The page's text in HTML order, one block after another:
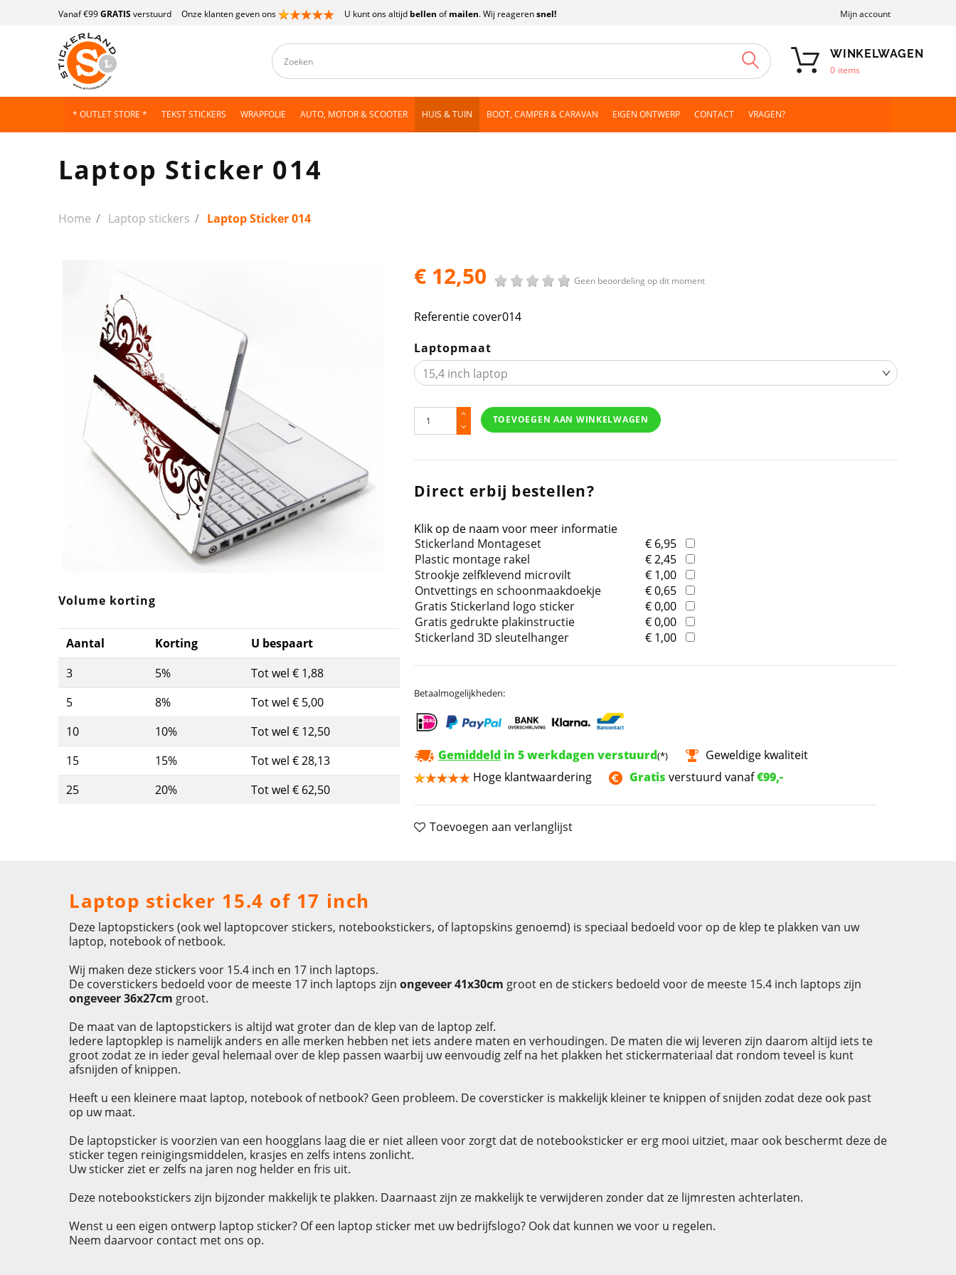
Vanaf €99GRATIS verstuurd Onze klanten geven ons U kunt ons altijd bellen ofmailen. Wij reagerensnel! Mijn account
ZOEKEN WINKELWAGEN
0 items
* OUTLET STORE * TEKST STICKERS WRAPFOLIE AUTO, MOTOR & SCOOTER HUIS & TUIN BOOT, CAMPER & CARAVAN EIGEN ONTWERP CONTACT VRAGEN?
Laptop Sticker 014
Home Laptop stickers Laptop Sticker 014
Volume korting
Aantal Korting
U bespaart
3
5%
Tot wel € 1,88
5
8%
Tot wel € 5,00
10
10%
Tot wel € 12,50
15
15%
Tot wel € 28,13
25
20% Tot wel € 62,50
€ 12,50 Geen beoordeling op dit moment
Referentie cover014
Laptopmaat
TOEVOEGEN AAN WINKELWAGEN
Direct erbij bestellen?
Klik op de naam voor meer informatie
Stickerland Montageset
€ 6,95
Plastic montage rakel
€ 2,45
Strookje zelfklevend microvilt
€ 1,00
Ontvettings en schoonmaakdoekje
€ 0,65
Gratis Stickerland logo sticker
€ 0,00
Gratis gedrukte plakinstructie
€ 0,00
Stickerland 3D sleutelhanger
€ 1,00
Betaalmogelijkheden:
Gemiddeld in 5 werkdagen verstuurd(*)
Geweldige kwaliteit
Hoge klantwaardering
Gratis verstuurd vanaf€99,-
Toevoegen aan verlanglijst
Laptop sticker 15.4 of 17 inch
Deze laptopstickers (ook wel laptopcover stickers, notebookstickers, of laptopskins genoemd) is speciaal bedoeld voor op de klep te plakken van uw
laptop, notebook of netbook.
Wij maken deze stickers voor 15.4 inch en 17 inch laptops.
De coverstickers bedoeld voor de meeste 17 inch laptops zijn ongeveer 41x30cm groot en de stickers bedoeld voor de meeste 15.4 inch laptops zijn
ongeveer 36x27cm groot.
De maat van de laptopstickers is altijd wat groter dan de klep van de laptop zelf.
Iedere laptopklep is namelijk anders en alle merken hebben net iets andere maten en verhoudingen. De maten die wij leveren zijn daarom altijd iets te
groot zodat ze in ieder geval helemaal over de klep passen waarbij uw eenvoudig zelf na het plakken het stickermateriaal dat rondom teveel is kunt
afsnijden of knippen.
Heeft u een kleinere maat laptop, notebook of netbook? Geen probleem. De coversticker is makkelijk kleiner te knippen of snijden zodat deze ook past
op uw maat.
De laptopsticker is voorzien van een hoogglans laag die er niet alleen voor zorgt dat de notebooksticker er erg mooi uitziet, maar ook beschermt deze de
sticker tegen reinigingsmiddelen, krasjes en zelfs intens zonlicht.
Uw sticker ziet er zelfs na jaren nog helder en fris uit.
Deze notebookstickers zijn bijzonder makkelijk te plakken. Daarnaast zijn ze makkelijk te verwijderen zonder dat ze lijmresten achterlaten.
Wenst u een eigen ontwerp laptop sticker? Of een laptop sticker met uw bedrijfslogo? Ook dat kunnen we voor u regelen.
Neem daarvoor contact met ons op.